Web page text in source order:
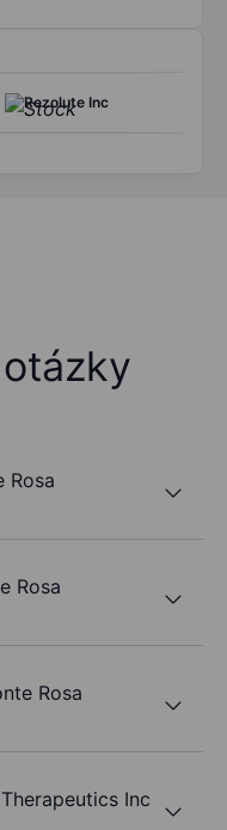
Rezolute Inc
Rosa
Rosa
Rosa
Inc